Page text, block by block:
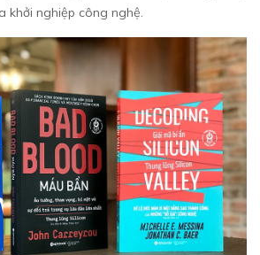
khởi nghiệp công nghệ.